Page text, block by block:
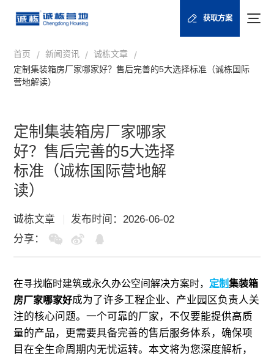
获取方案
首页 / 新闻资讯 / 诚栋文章 /
定制集装箱房厂家哪家好？售后完善的5大选择标准（诚栋国际
营地解读）
定制集装箱房厂家哪家
好？售后完善的5大选择
标准（诚栋国际营地解
读）
诚栋文章
发布时间：2026-06-02
分享：
在寻找临时建筑或永久办公空间解决方案时， 定制集装箱
房厂家哪家好成为了许多工程企业、产业园区负责人关
注的核心问题。一个可靠的厂家，不仅要能提供高质
量的产品，更需要具备完善的售后服务体系，确保项
目在全生命周期内无忧运转。本文将为您深度解析，